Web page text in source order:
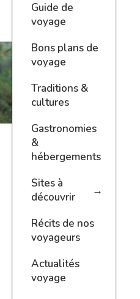
Guide de
voyage
Bons plans de
voyage
Traditions &
cultures
Gastronomies
&
hébergements
Sites à
découvrir
Récits de nos
voyageurs
Actualités
voyage